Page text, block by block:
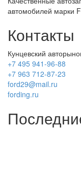
автомобилей марки
Контакты
Кунцевский
+7 495 941-96-88
+7 963 712-87-23
ford29@mail.ru
fording.ru